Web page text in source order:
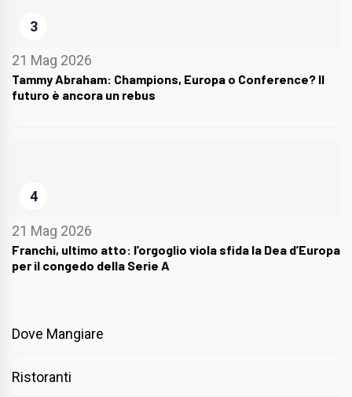
3
21 Mag 2026
Tammy Abraham: Champions, Europa o Conference? Il
futuro è ancora un rebus
4
21 Mag 2026
Franchi, ultimo atto: l’orgoglio viola sfida la Dea d’Europa
per il congedo della Serie A
Dove Mangiare
Ristoranti